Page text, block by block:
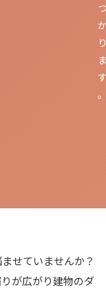
せていませんか？
が広がり建物のダ